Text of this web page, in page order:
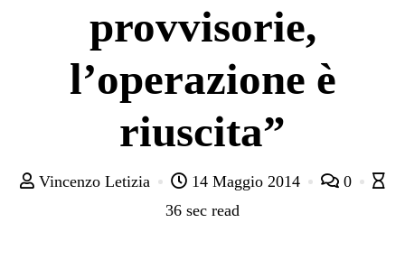
provvisorie,
l’operazione è
riuscita”
Vincenzo Letizia 14 Maggio 2014
0
36 sec read